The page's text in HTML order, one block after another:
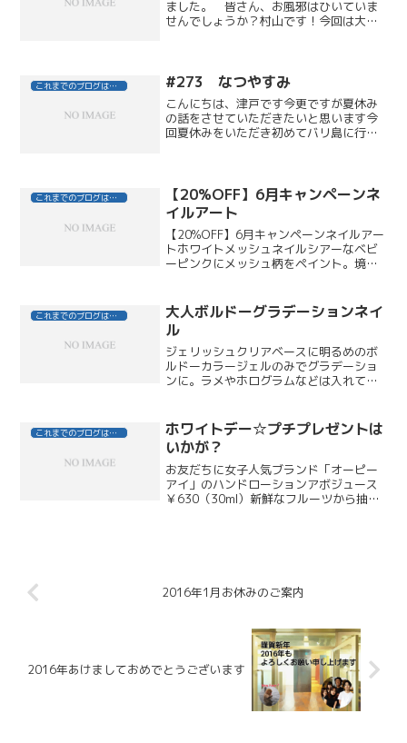
ました。 皆さん、お風邪はひいていま
せんでしょうか？村山です！今回は大自
半の旅、でかい声で歌い...
これまでのブログはこちら #273 なつやすみ
こんにちは、津戸です今更ですが夏休み
の話をさせていただきたいと思います今
回夏休みをいただき初めてバリ島に行っ
たwork from h...
これまでのブログはこちら
【20%OFF】6月キャンペーンネ
イルアート
【20%OFF】6月キャンペーンネイルアー
トホワイトメッシュネイルシアーなベビ
ーピンクにメッシュ柄をペイント。境目
メのラウンドフレンチに、ポイントでカ
ラースクラッチ柄を...
これまでのブログはこちら
大人ボルドーグラデーションネイ
ル
ジェリッシュクリアベースに明るめのボ
ルドーカラージェルのみでグラデーショ
ンに。ラメやホログラムなどは入れてい
くボルドーカラーで手肌をキレイに、華
やかに見せてくれます。濃...
これまでのブログはこちら
ホワイトデー☆プチプレゼントは
いかが？
お友だちに女子人気ブランド「オーピー
アイ」のハンドローションアボジュース
￥630（30ml）新鮮なフルーツから抽出
2016年1月お休みのご案内
2016年あけましておめでとうございます